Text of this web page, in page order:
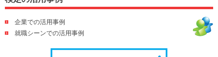
企業での活用事例
就職シーンでの活用事例